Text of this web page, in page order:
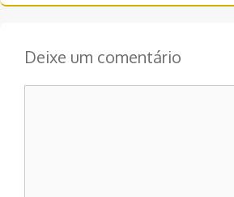
Deixe um comentário